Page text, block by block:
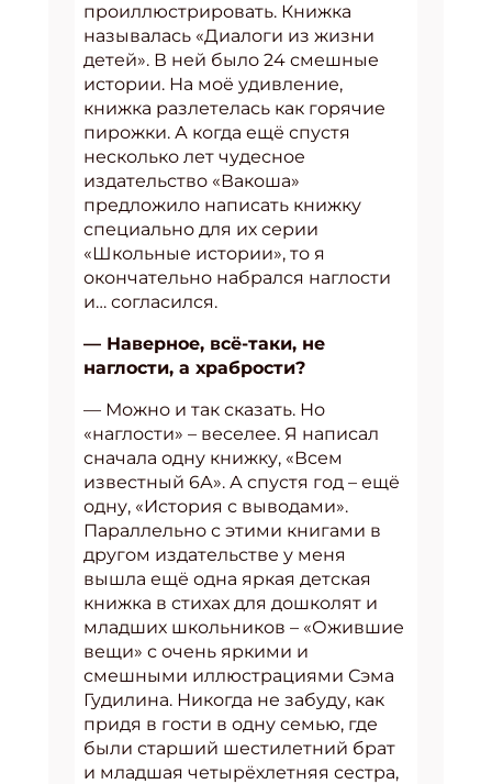
проиллюстрировать. Книжка
называлась «Диалоги из жизни
детей». В ней было 24 смешные
истории. На моё удивление,
книжка разлетелась как горячие
пирожки. А когда ещё спустя
несколько лет чудесное
издательство «Вакоша»
предложило написать книжку
специально для их серии
«Школьные истории», то я
окончательно набрался наглости
и… согласился.
— Наверное, всё-таки, не
наглости, а храбрости?
— Можно и так сказать. Но
«наглости» – веселее. Я написал
сначала одну книжку, «Всем
известный 6А». А спустя год – ещё
одну, «История с выводами».
Параллельно с этими книгами в
другом издательстве у меня
вышла ещё одна яркая детская
книжка в стихах для дошколят и
младших школьников – «Ожившие
вещи» с очень яркими и
смешными иллюстрациями Сэма
Гудилина. Никогда не забуду, как
придя в гости в одну семью, где
были старший шестилетний брат
и младшая четырёхлетняя сестра,